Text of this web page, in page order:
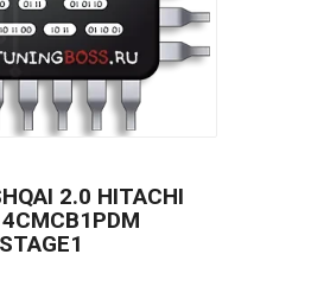
2.0 HITACHI